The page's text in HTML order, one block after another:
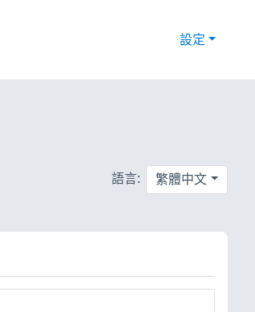
設定
語言: 繁體中文